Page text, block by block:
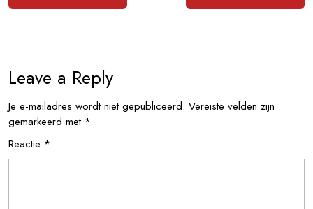
Leave a Reply
Je e-mailadres wordt niet gepubliceerd. Vereiste velden zijn
gemarkeerd met *
Reactie *